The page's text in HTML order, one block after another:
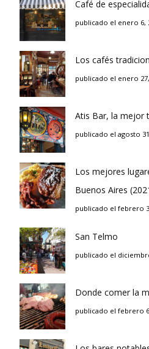
Café de
publicado el enero 6,
Los cafés
publicado el enero
Atis Bar, la mejor
publicado el agosto
Los mejores
Buenos Aires
publicado el febrero
San Telmo
publicado el
Donde comer la
publicado el febrero